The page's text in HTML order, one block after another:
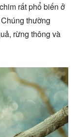
rất phổ biến ở
thường
rừng thông và